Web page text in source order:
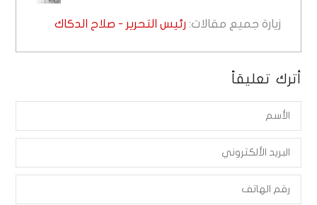
زيارة جميع مقالات: رئيس التحرير - صلاح الدكاك
أترك تعليقاً